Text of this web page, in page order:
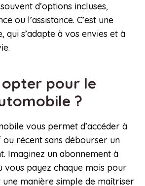
d’options incluses,
ou l’assistance. C’est une
qui s’adapte à vos envies et à
pour le
?
vous permet d’accéder à
ou récent sans débourser un
Imaginez un abonnement à
payez chaque mois pour
une manière simple de maîtriser